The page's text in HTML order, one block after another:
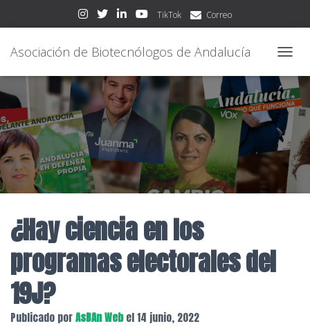
TikTok Correo
Asociación de Biotecnólogos de Andalucía
¿Hay ciencia en los
programas electorales del
19J?
Publicado porAsBAn Webel14 junio, 2022